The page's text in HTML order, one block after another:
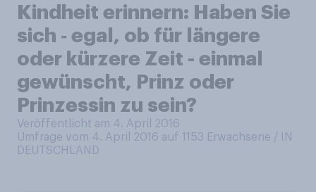
Kindheit erinnern: Haben Sie
sich ‑ egal, ob für längere
oder kürzere Zeit - einmal
gewünscht, Prinz oder
Prinzessin zu sein?
Veröffentlicht am 4. April 2016
Umfrage vom 4. April 2016 auf 1153 Erwachsene / IN
DEUTSCHLAND